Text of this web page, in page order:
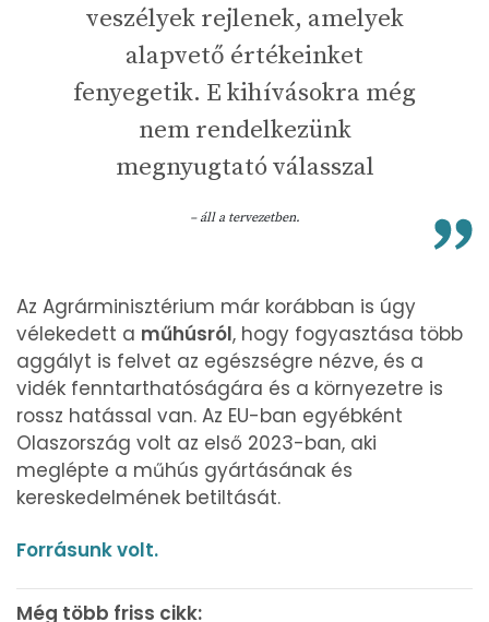
veszélyek rejlenek, amelyek
alapvető értékeinket
fenyegetik. E kihívásokra még
nem rendelkezünk
megnyugtató válasszal
– áll a tervezetben.
Az Agrárminisztérium már korábban is úgy
vélekedett a műhúsról, hogy fogyasztása több
aggályt is felvet az egészségre nézve, és a
vidék fenntarthatóságára és a környezetre is
rossz hatással van. Az EU-ban egyébként
Olaszország volt az első 2023-ban, aki
meglépte a műhús gyártásának és
kereskedelmének betiltását.
Forrásunk volt.
Még több friss cikk: